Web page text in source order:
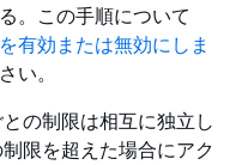
。この手順について
有効または無効にしま
い。
の制限は相互に独立し
限を超えた場合にアク